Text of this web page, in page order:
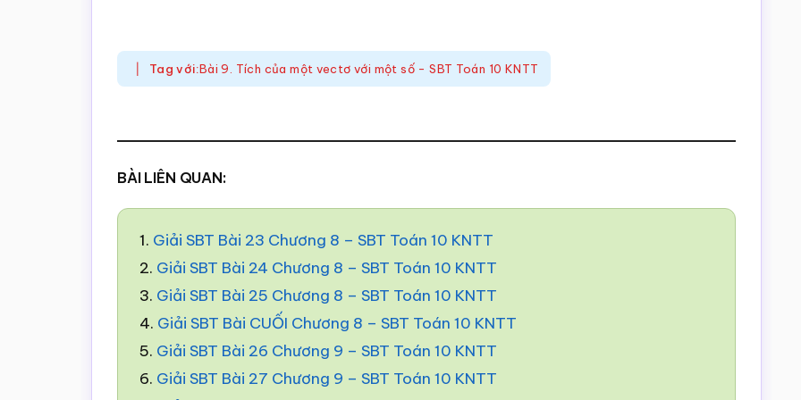
Tag với:Bài 9. Tích của một vectơ với một số - SBT Toán 10 KNTT
BÀI LIÊN QUAN:
1. Giải SBT Bài 23 Chương 8 – SBT Toán 10 KNTT
2. Giải SBT Bài 24 Chương 8 – SBT Toán 10 KNTT
3. Giải SBT Bài 25 Chương 8 – SBT Toán 10 KNTT
4. Giải SBT Bài CUỐI Chương 8 – SBT Toán 10 KNTT
5. Giải SBT Bài 26 Chương 9 – SBT Toán 10 KNTT
6. Giải SBT Bài 27 Chương 9 – SBT Toán 10 KNTT